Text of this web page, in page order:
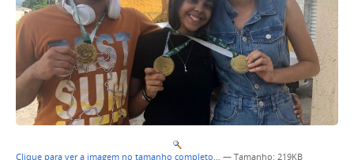
Clique para ver a imagem no tamanho completo… — Tamanho: 219KB